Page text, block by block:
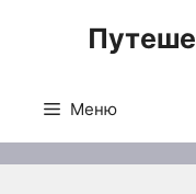
Меню